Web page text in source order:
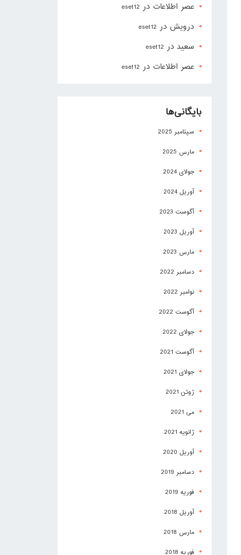
عصر اطلاعات در eset12
درویش در eset12
سعید در eset12
عصر اطلاعات در eset12
بایگانی‌ها
سپتامبر 2025
مارس 2025
جولای 2024
آوریل 2024
آگوست 2023
آوریل 2023
مارس 2023
دسامبر 2022
نوامبر 2022
آگوست 2022
جولای 2022
آگوست 2021
جولای 2021
ژوئن 2021
می 2021
ژانویه 2021
آوریل 2020
دسامبر 2019
فوریه 2019
آوریل 2018
مارس 2018
فوریه 2018